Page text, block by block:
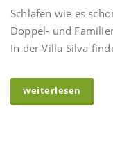
Schlafen wie es
Doppel- und
In der Villa Silva
weiterlesen